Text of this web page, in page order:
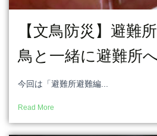
【文鳥防災】避難
鳥と一緒に避難所
今回は「避難所避難編...
Read More